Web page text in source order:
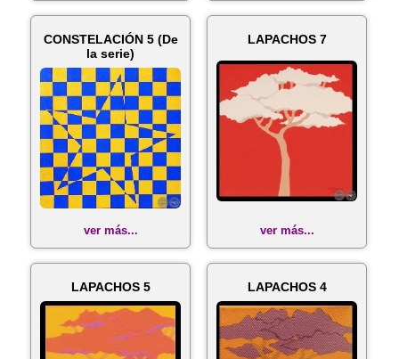
CONSTELACIÓN 5 (De
la serie)
ver más...
LAPACHOS 7
ver más...
LAPACHOS 5 LAPACHOS 4